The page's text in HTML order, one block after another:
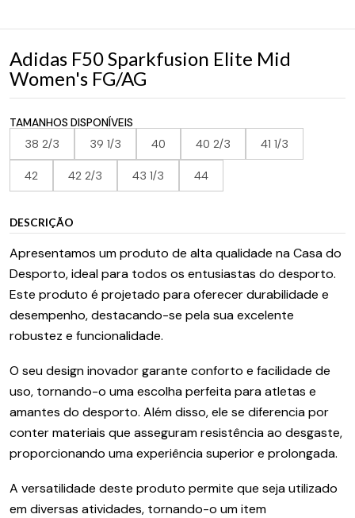
Adidas F50 Sparkfusion Elite Mid
Women's FG/AG
TAMANHOS DISPONÍVEIS
38 2/3 39 1/3 40 40 2/3 41 1/3
42 42 2/3 43 1/3 44
DESCRIÇÃO
Apresentamos um produto de alta qualidade na Casa do
Desporto, ideal para todos os entusiastas do desporto.
Este produto é projetado para oferecer durabilidade e
desempenho, destacando-se pela sua excelente
robustez e funcionalidade.
O seu design inovador garante conforto e facilidade de
uso, tornando-o uma escolha perfeita para atletas e
amantes do desporto. Além disso, ele se diferencia por
conter materiais que asseguram resistência ao desgaste,
proporcionando uma experiência superior e prolongada.
A versatilidade deste produto permite que seja utilizado
em diversas atividades, tornando-o um item